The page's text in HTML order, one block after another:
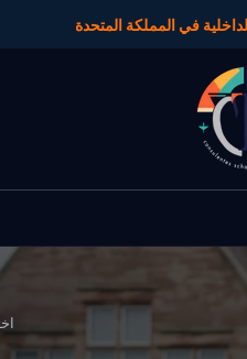
في المملكة المتحدة